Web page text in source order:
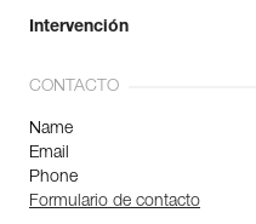
Intervención
CONTACTO
Name
Email
Phone
Formulario de contacto